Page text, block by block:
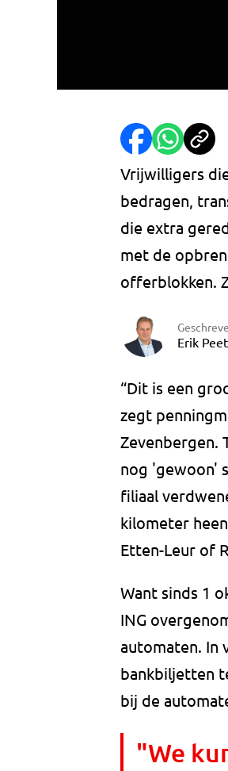
Vrijwilligers
bedragen,
die extra
met de
offerblokken.
Erik
“Dit is een
zegt
Zevenbergen.
nog 'gewoon'
filiaal
kilometer
Etten-Leur of
Want sinds 1
ING
automaten. In
bankbiljetten
bij de
"We